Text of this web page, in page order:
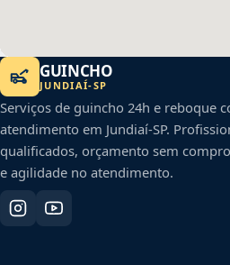
GUINCHO
JUNDIAÍ-SP
Serviços de guincho 24h e reboque
atendimento em Jundiaí-SP.
qualificados, orçamento sem
e agilidade no atendimento.